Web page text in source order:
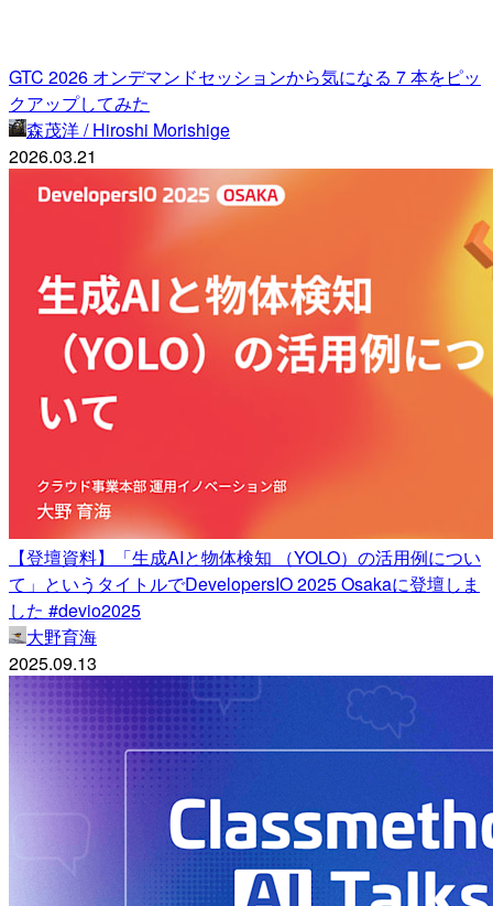
GTC 2026 オンデマンドセッションから気になる 7 本をピッ
クアップしてみた
森茂洋 / Hiroshi Morishige
2026.03.21
【登壇資料】「生成AIと物体検知 （YOLO）の活用例につい
て」というタイトルでDevelopersIO 2025 Osakaに登壇しま
した #devio2025
大野育海
2025.09.13